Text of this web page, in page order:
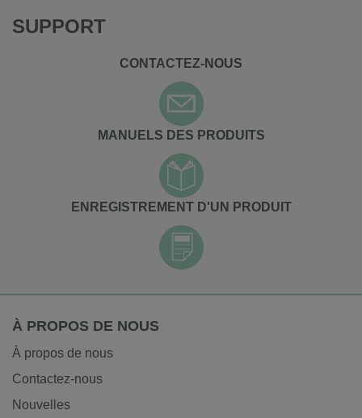
SUPPORT
CONTACTEZ-NOUS
MANUELS DES PRODUITS
ENREGISTREMENT D'UN PRODUIT
À PROPOS DE NOUS
À propos de nous
Contactez-nous
Nouvelles